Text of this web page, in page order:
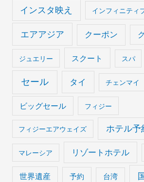
インスタ映え インフィニティ
エアアジア クーポン
ジュエリー スクート スパ
セール タイ チェンマイ
ビッグセール フィジー
フィジーエアウェイズ ホテル予
マレーシア リゾートホテル
世界遺産 予約 台湾